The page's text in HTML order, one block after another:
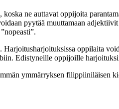
ne auttavat oppijoita
pyytää muuttamaan
oppilaita
Edistyneille oppijoille
ymmärryksen filippiiniläisen